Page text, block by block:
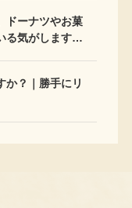
ドーナツやお菓
る気がします…
か？｜勝手にリ